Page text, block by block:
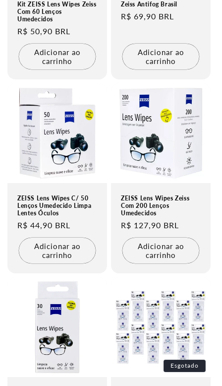
Kit ZEISS Lens Wipes Zeiss
Com 60 Lenços
Umedecidos
Preço
normal
R$ 50,90 BRL
Adicionar ao
carrinho
Zeiss Antifog Brasil
Preço
R$ 69,90 BRL
Adicionar ao
carrinho
ZEISS Lens Wipes C/ 50
Lenços Umedecido Limpa
Lentes Óculos
Preço
normal
R$ 44,90 BRL
Adicionar ao
carrinho
ZEISS Lens Wipes Zeiss
Com 200 Lenços
Umedecidos
Preço
normal
R$ 127,90 BRL
Adicionar ao
carrinho
Esgotado